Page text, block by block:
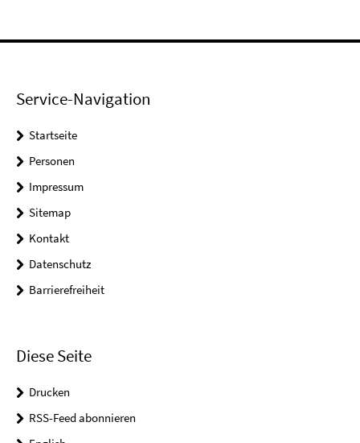
Service-Navigation
Startseite
Personen
Impressum
Sitemap
Kontakt
Datenschutz
Barrierefreiheit
Diese Seite
Drucken
RSS-Feed abonnieren